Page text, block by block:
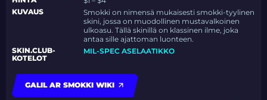
KUVAUS
Smokki on nimensä mukaisesti smokki-tyylinen
skini, jossa on muodollinen mustavalkoinen
ulkoasu. Tällä skinillä on klassinen ilme, joka
antaa sille ajattoman luonteen.
SKIN.CLUB-
KOTELOT
MIL-SPEC ASELAATIKKO
GALIL AR SMOKKI WIKI